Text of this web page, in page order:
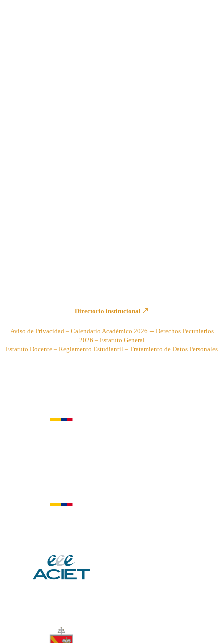
Directorio institucional
Aviso de Privacidad – Calendario Académico 2026 – Derechos Pecuniarios
2026 – Estatuto General
Estatuto Docente – Reglamento Estudiantil – Tratamiento de Datos Personales